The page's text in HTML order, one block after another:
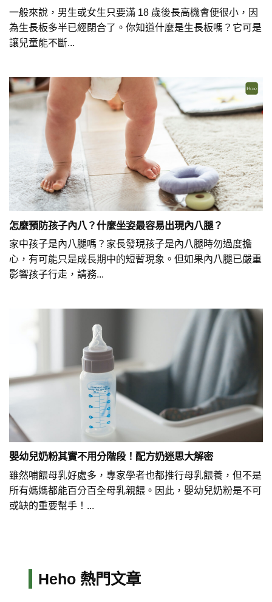
一般來說，男生或女生只要滿 18 歲後長高機會便很小，因
為生長板多半已經閉合了。你知道什麼是生長板嗎？它可是
讓兒童能不斷...
怎麼預防孩子內八？什麼坐姿最容易出現內八腿？
家中孩子是內八腿嗎？家長發現孩子是內八腿時勿過度擔
心，有可能只是成長期中的短暫現象。但如果內八腿已嚴重
影響孩子行走，請務...
嬰幼兒奶粉其實不用分階段！配方奶迷思大解密
雖然哺餵母乳好處多，專家學者也都推行母乳餵養，但不是
所有媽媽都能百分百全母乳親餵。因此，嬰幼兒奶粉是不可
或缺的重要幫手！...
Heho 熱門文章